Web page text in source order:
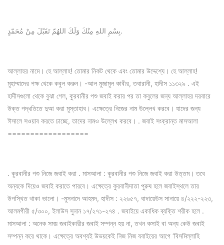
بِسْمِ اللهِ مِنْكَ وَلَكَ اللهُمّ تَقَبّلَ مِنْ مُحَمّدٍ.
আল্লাহর নামে। হে আল্লাহ! তোমার নিকট থেকে এবং তোমার উদ্দেশ্যে। হে আল্লাহ!
মুহাম্মাদের পক্ষ থেকে কবুল করুন। -আল মুজামুল কাবীর, তবারানী, হাদীস ১১৩২৯ . এই
হাদীসগুলো থেকে বুঝা গেল, কুরবানীর পশু জবাই করার পর তা কবুলের জন্য আল্লাহর দরবারে
উক্ত পদ্ধতিতে দুআ করা মুস্তাহাব। এক্ষেত্রে নিজের নাম উল্লেখ করবে। যাদের জন্য
ঈসালে সওয়াব করতে চাচ্ছে, তাদের নামও উল্লেখ করবে। . জবাই সংক্রান্ত মাসআলা
==================
. কুরবানীর পশু নিজে জবাই করা . মাসআলা : কুরবানীর পশু নিজে জবাই করা উত্তম। তবে
অন্যকে দিয়েও জবাই করাতে পারবে। এক্ষেত্রে কুরবানীদাতা পুরুষ হলে জবাইস্থলে তার
উপস্থিত থাকা ভালো। -মুসনাদে আহমদ, হাদীস : ২২৬৫৭, বাদায়েউস সানায়ে ৪/২২২-২২৩,
আলমগীরী ৫/৩০০, ইলাউস সুনান ১৭/২৭১-২৭৪ . জবাইয়ে একাধিক ব্যক্তি শরীক হলে .
মাসআলা : অনেক সময় জবাইকারীর জবাই সম্পন্ন হয় না, তখন কসাই বা অন্য কেউ জবাই
সম্পন্ন করে থাকে। এক্ষেত্রে অবশ্যই উভয়কেই নিজ নিজ যবাইয়ের আগে ‘বিসমিল্লাহি